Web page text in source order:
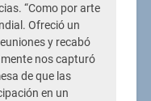
“Como por arte
Ofreció un
y recabó
nos capturó
de que las
en un